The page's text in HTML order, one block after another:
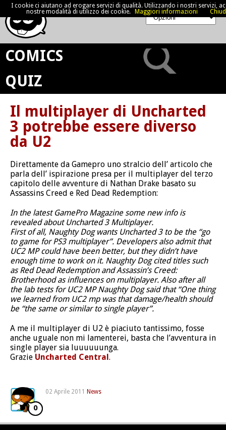
COMICS
QUIZ
Il multiplayer di Uncharted
3 potrebbe essere diverso
da U2
Direttamente da Gamepro uno stralcio dell’ articolo che
parla dell’ ispirazione presa per il multiplayer del terzo
capitolo delle avventure di Nathan Drake basato su
Assassins Creed e Red Dead Redemption:
In the latest GamePro Magazine some new info is
revealed about Uncharted 3 Multiplayer.
First of all, Naughty Dog wants Uncharted 3 to be the “go
to game for PS3 multiplayer”. Developers also admit that
UC2 MP could have been better, but they didn’t have
enough time to work on it. Naughty Dog cited titles such
as Red Dead Redemption and Assassin’s Creed:
Brotherhood as influences on multiplayer. Also after all
the lab tests for UC2 MP Naughty Dog said that “One thing
we learned from UC2 mp was that damage/health should
be “the same or similar to single player”.
A me il multiplayer di U2 è piaciuto tantissimo, fosse
anche uguale non mi lamenterei, basta che l’avventura in
single player sia luuuuuunga.
Grazie Uncharted Central.
02 Aprile 2011 News
0
I cookie ci aiutano ad erogare servizi di qualità. Utilizzando i nostri servizi,
nostre modalità di utilizzo dei cookie.
Maggiori informazioni